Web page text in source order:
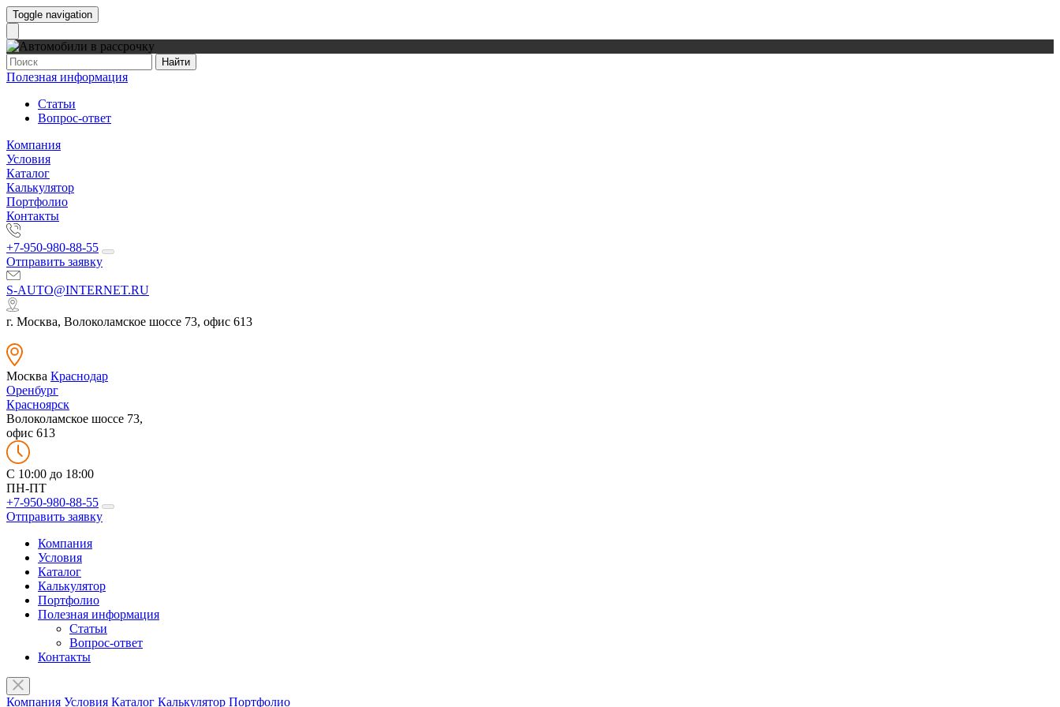
Toggle navigation
Найти
Полезная информация
Статьи
Вопрос-ответ
Компания
Условия
Каталог
Калькулятор
Портфолио
Контакты
+7-950-980-88-55
Отправить заявку
S-AUTO@INTERNET.RU
г. Москва, Волоколамское шоссе 73, офис 613
Москва Краснодар
Оренбург
Красноярск
Волоколамское шоссе 73,
офис 613
C 10:00 до 18:00
ПН-ПТ
+7-950-980-88-55
Отправить заявку
Компания
Условия
Каталог
Калькулятор
Портфолио
Полезная информация
Статьи
Вопрос-ответ
Контакты
Компания Условия Каталог Калькулятор Портфолио